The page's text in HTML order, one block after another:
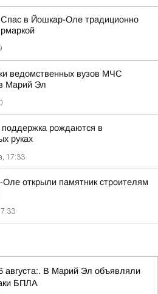
в Йошкар-Оле традиционно
ведомственных вузов МЧС
Марий Эл
рождаются в
руках
17:33
открыли памятник строителям
августа:. В Марий Эл объявляли
БПЛА